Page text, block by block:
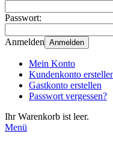
Passwort:
Anmelden Anmelden
Mein Konto
Kundenkonto
Gastkonto erstellen
Passwort vergessen?
Ihr Warenkorb ist leer.
Menü